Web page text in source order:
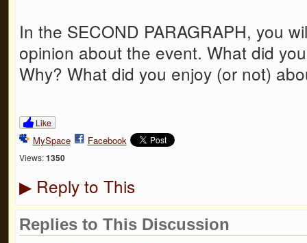
In the SECOND PARAGRAPH, you
opinion about the event. What did
Why? What did you enjoy (or not)
Like
MySpace Facebook
Views: 1350
▶Reply to This
Replies to This Discussion